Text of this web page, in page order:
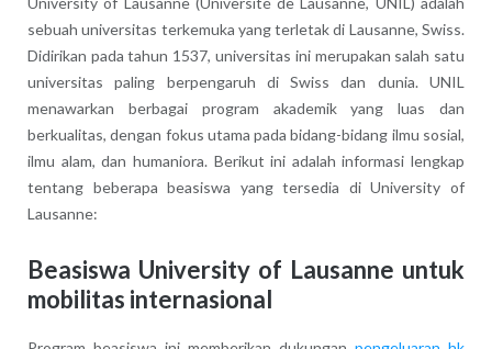
sebuah universitas terkemuka yang terletak di Lausanne, Swiss.
Didirikan pada tahun 1537, universitas ini merupakan salah satu
universitas paling berpengaruh di Swiss dan dunia. UNIL
menawarkan berbagai program akademik yang luas dan
berkualitas, dengan fokus utama pada bidang-bidang ilmu sosial,
ilmu alam, dan humaniora. Berikut ini adalah informasi lengkap
tentang beberapa beasiswa yang tersedia di University of
Lausanne:
Beasiswa University of Lausanne untuk
mobilitas internasional